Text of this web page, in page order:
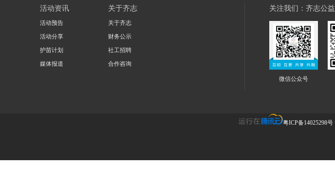
活动资讯
活动预告
活动分享
护苗计划
媒体报道
关于齐志
关于齐志
财务公示
社工招聘
合作咨询
关注我们：齐志公益
微信公众号
粤ICP备14025298号